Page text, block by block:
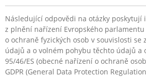
Následující odpovědi na otázky poskytují
z plnění nařízení Evropského parlamentu
o ochraně fyzických osob v souvislosti se
údajů a o volném pohybu těchto údajů a
95/46/ES (obecné nařízení o ochraně
GDPR (General Data Protection